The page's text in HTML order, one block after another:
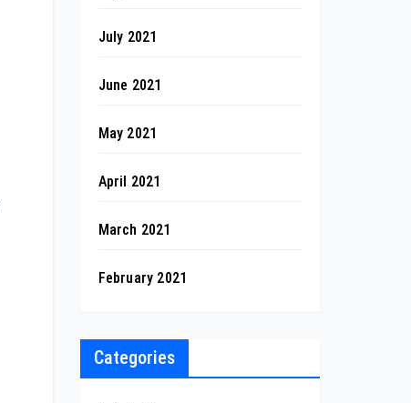
July 2021
June 2021
May 2021
April 2021
March 2021
February 2021
Categories